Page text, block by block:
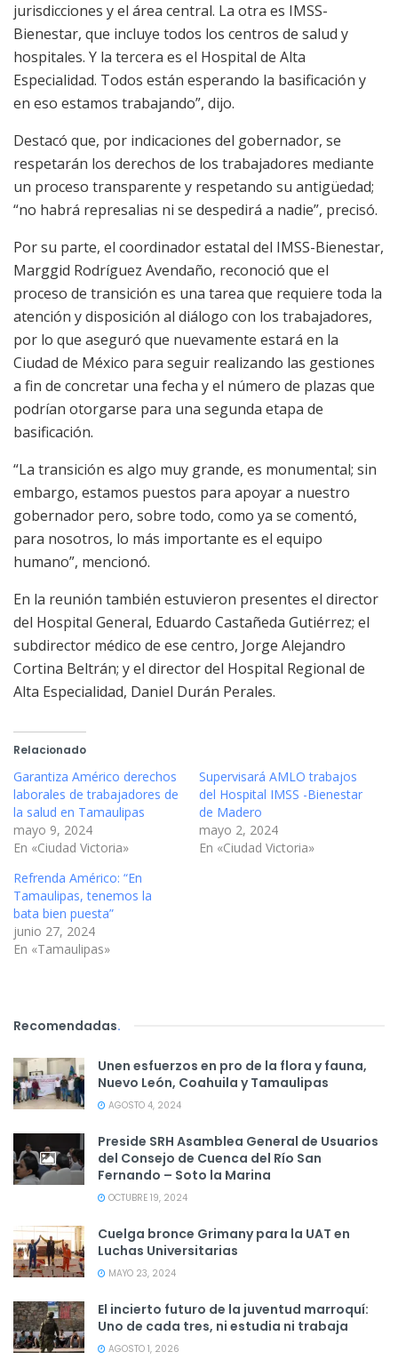
jurisdicciones y el área central. La otra es IMSS-
Bienestar, que incluye todos los centros de salud y
hospitales. Y la tercera es el Hospital de Alta
Especialidad. Todos están esperando la basificación y
en eso estamos trabajando”, dijo.
Destacó que, por indicaciones del gobernador, se
respetarán los derechos de los trabajadores mediante
un proceso transparente y respetando su antigüedad;
“no habrá represalias ni se despedirá a nadie”, precisó.
Por su parte, el coordinador estatal del IMSS-Bienestar,
Marggid Rodríguez Avendaño, reconoció que el
proceso de transición es una tarea que requiere toda la
atención y disposición al diálogo con los trabajadores,
por lo que aseguró que nuevamente estará en la
Ciudad de México para seguir realizando las gestiones
a fin de concretar una fecha y el número de plazas que
podrían otorgarse para una segunda etapa de
basificación.
“La transición es algo muy grande, es monumental; sin
embargo, estamos puestos para apoyar a nuestro
gobernador pero, sobre todo, como ya se comentó,
para nosotros, lo más importante es el equipo
humano”, mencionó.
En la reunión también estuvieron presentes el director
del Hospital General, Eduardo Castañeda Gutiérrez; el
subdirector médico de ese centro, Jorge Alejandro
Cortina Beltrán; y el director del Hospital Regional de
Alta Especialidad, Daniel Durán Perales.
Relacionado
Garantiza Américo derechos
laborales de trabajadores de
la salud en Tamaulipas
mayo 9, 2024
En «Ciudad Victoria»
Supervisará AMLO trabajos
del Hospital IMSS -Bienestar
de Madero
mayo 2, 2024
En «Ciudad Victoria»
Refrenda Américo: “En
Tamaulipas, tenemos la
bata bien puesta”
junio 27, 2024
En «Tamaulipas»
Recomendadas.
Unen esfuerzos en pro de la flora y fauna,
Nuevo León, Coahuila y Tamaulipas
AGOSTO 4, 2024
Preside SRH Asamblea General de Usuarios
del Consejo de Cuenca del Río San
Fernando – Soto la Marina
OCTUBRE 19, 2024
Cuelga bronce Grimany para la UAT en
Luchas Universitarias
MAYO 23, 2024
El incierto futuro de la juventud marroquí:
Uno de cada tres, ni estudia ni trabaja
AGOSTO 1, 2026